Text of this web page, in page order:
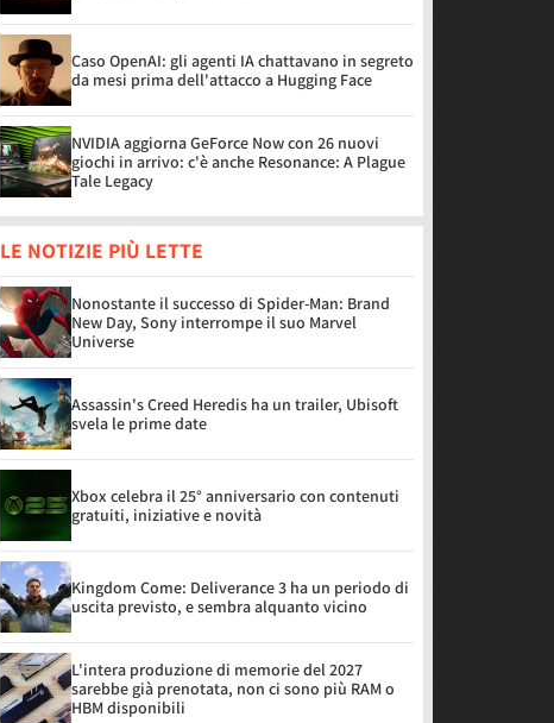
Caso OpenAI: gli agenti IA chattavano in segreto
da mesi prima dell'attacco a Hugging Face
NVIDIA aggiorna GeForce Now con 26 nuovi
giochi in arrivo: c'è anche Resonance: A Plague
Tale Legacy
LE NOTIZIE PIÙ LETTE
Nonostante il successo di Spider-Man: Brand
New Day, Sony interrompe il suo Marvel
Universe
Assassin's Creed Heredis ha un trailer, Ubisoft
svela le prime date
Xbox celebra il 25° anniversario con contenuti
gratuiti, iniziative e novità
Kingdom Come: Deliverance 3 ha un periodo di
uscita previsto, e sembra alquanto vicino
L'intera produzione di memorie del 2027
sarebbe già prenotata, non ci sono più RAM o
HBM disponibili